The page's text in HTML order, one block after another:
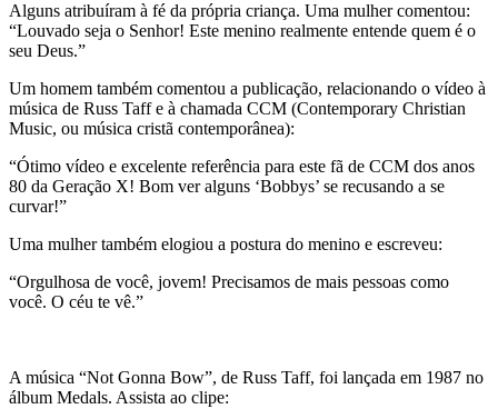
Alguns atribuíram à fé da própria criança. Uma mulher comentou:
“Louvado seja o Senhor! Este menino realmente entende quem é o
seu Deus.”
Um homem também comentou a publicação, relacionando o vídeo à
música de Russ Taff e à chamada CCM (Contemporary Christian
Music, ou música cristã contemporânea):
“Ótimo vídeo e excelente referência para este fã de CCM dos anos
80 da Geração X! Bom ver alguns ‘Bobbys’ se recusando a se
curvar!”
Uma mulher também elogiou a postura do menino e escreveu:
“Orgulhosa de você, jovem! Precisamos de mais pessoas como
você. O céu te vê.”
A música “Not Gonna Bow”, de Russ Taff, foi lançada em 1987 no
álbum Medals. Assista ao clipe: